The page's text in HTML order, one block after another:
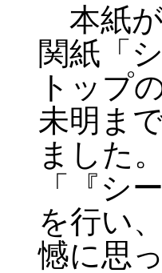
本紙が
関紙「
トップ
未明ま
ました
「『シ
を行い
憾に思